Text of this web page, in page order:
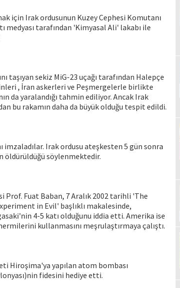
için Irak ordusunun Kuzey Cephesi Komutanı
tarafından 'Kimyasal Ali' lakabı ile
taşıyan sekiz MiG-23 uçağı tarafından Halepçe
, İran askerleri ve Peşmergelerle birlikte
da yaralandığı tahmin ediliyor. Ancak Irak
bu rakamın daha da büyük olduğu tespit edildi.
imzaladılar. Irak ordusu ateşkesten 5 gün sonra
öldürüldüğü söylenmektedir.
Prof. Fuat Baban, 7 Aralık 2002 tarihli 'The
in Evil' başlıklı makalesinde,
4-5 katı olduğunu iddia etti. Amerika ise
kullanmasını meşrulaştırmaya çalıştı.
Hiroşima'ya yapılan atom bombası
fidesini hediye etti.